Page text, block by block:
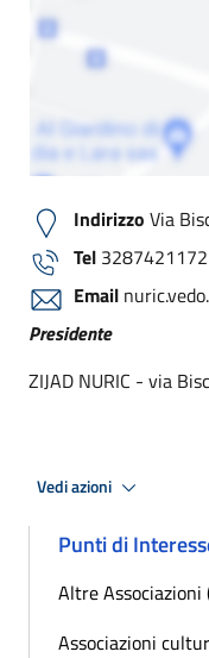
Indirizzo Via
Tel 3287421172
Email
Presidente
ZIJAD NURIC - via
Vedi azioni
Punti di
Altre Associazioni
Associazioni